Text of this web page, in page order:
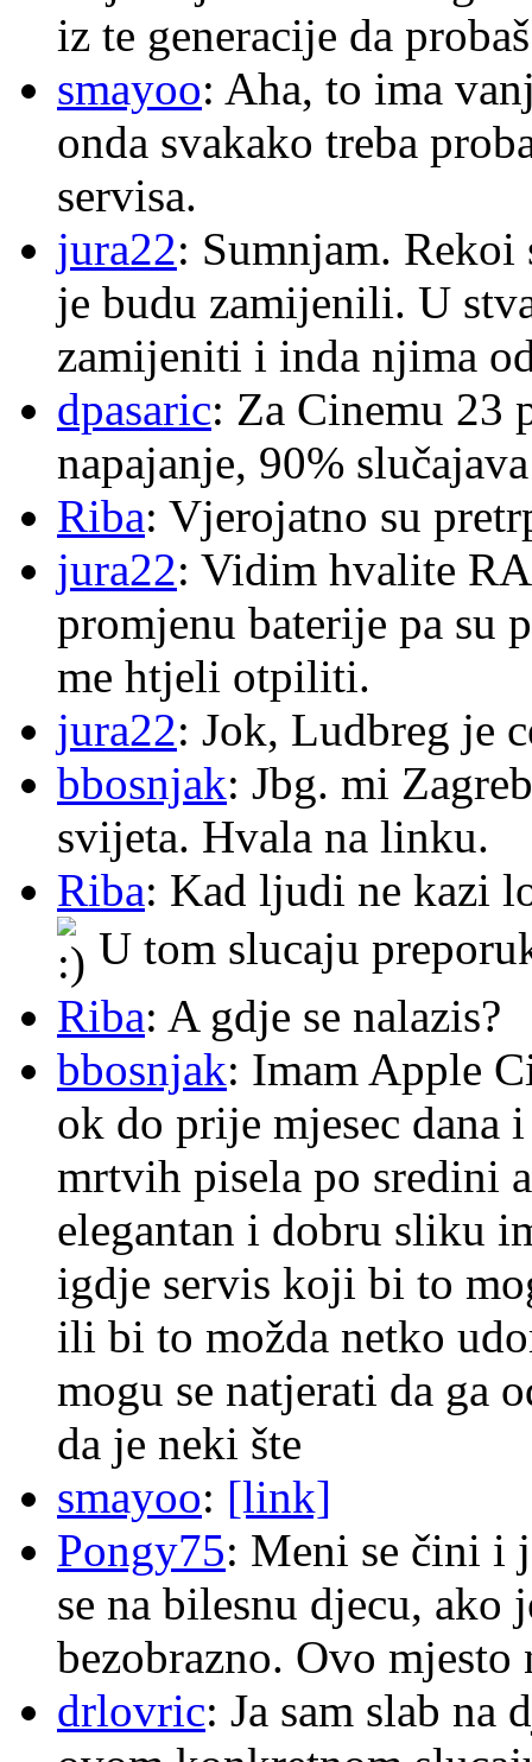
iz te generacije da
smayoo: Aha, to ima
onda svakako treba
servisa.
jura22: Sumnjam. Rekoi
je budu zamijenili. U
zamijeniti i inda njima
dpasaric: Za Cinemu 23
napajanje, 90%
Riba: Vjerojatno su
jura22: Vidim hvalite
promjenu baterije pa su
me htjeli otpiliti.
jura22: Jok, Ludbreg je
bbosnjak: Jbg. mi
svijeta. Hvala na linku.
Riba: Kad ljudi ne kazi
U tom slucaju
Riba: A gdje se nalazis?
bbosnjak: Imam Apple
ok do prije mjesec dana
mrtvih pisela po sredini
elegantan i dobru sliku
igdje servis koji bi to
ili bi to možda netko
mogu se natjerati da ga
da je neki šte
smayoo: [link]
Pongy75: Meni se čini i
se na bilesnu djecu, ako
bezobrazno. Ovo
drlovric: Ja sam slab na